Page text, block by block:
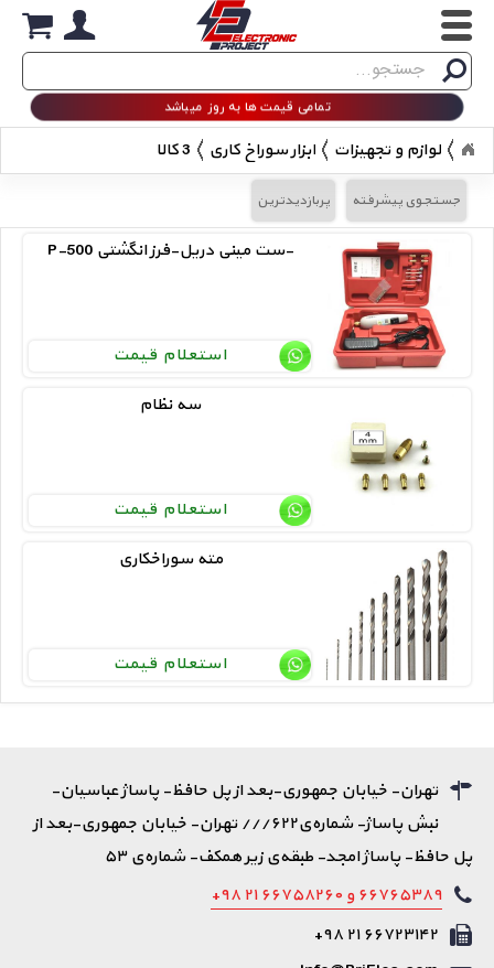
Search
جستجو
تمامی قیمت ها به روز میباشد
لوازم و تجهیزات ابزار سوراخ کاری 3 کالا
جستجوی پیشرفته پربازدیدترین
P-500 ست مینی دریل-فرز انگشتی-
استعلام قیمت
سه نظام
استعلام قیمت
مته سوراخکاری
استعلام قیمت
تهران- خیابان جمهوری-بعد از پل حافظ- پاساژ عباسیان-
نبش پاساژ- شماره‌ی۶۲۲/// تهران- خیابان جمهوری-بعد از
پل حافظ- پاساژ امجد- طبقه‌ی زیر همکف- شماره‌ی ۵۳
۶۶۷۶۵۳۸۹ و ۶۶۷۵۸۲۶۰ ۲۱ ۹۸+
۶۶۷۲۳۱۴۲ ۲۱ ۹۸+